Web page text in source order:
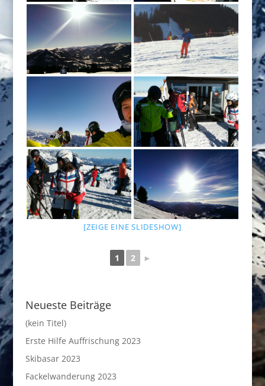
[ZEIGE EINE SLIDESHOW]
1 2 ►
Neueste Beiträge
(kein Titel)
Erste Hilfe Auffrischung 2023
Skibasar 2023
Fackelwanderung 2023